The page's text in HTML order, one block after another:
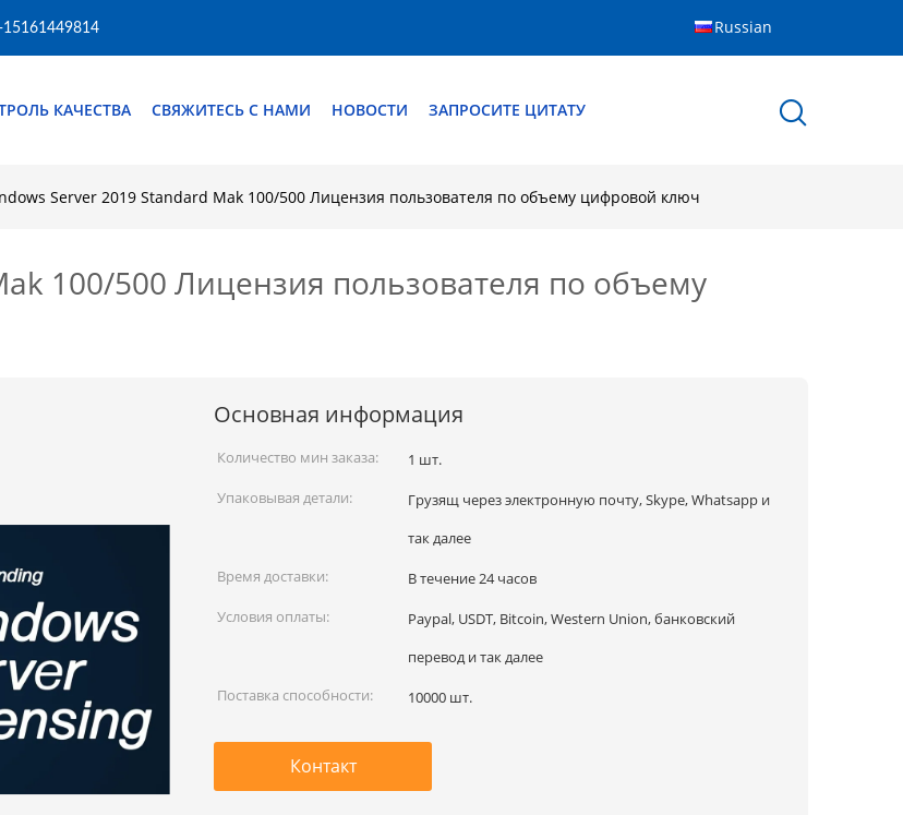
Russian
КАЧЕСТВА СВЯЖИТЕСЬ С НАМИ НОВОСТИ ЗАПРОСИТЕ ЦИТАТУ
Server 2019 Standard Mak 100/500 Лицензия пользователя по объему цифровой ключ
100/500 Лицензия пользователя по объему
Основная информация
Количество мин заказа:
1 шт.
Упаковывая детали:
Грузящ через электронную почту, Skype, Whatsapp и
так далее
Время доставки:
В течение 24 часов
Условия оплаты:
Paypal, USDT, Bitcoin, Western Union, банковский
перевод и так далее
Поставка способности:
10000 шт.
Контакт